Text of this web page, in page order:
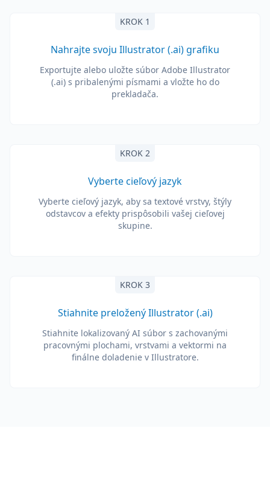
KROK 1
Nahrajte svoju Illustrator (.ai) grafiku
Exportujte alebo uložte súbor Adobe Illustrator
(.ai) s pribalenými písmami a vložte ho do
prekladača.
KROK 2
Vyberte cieľový jazyk
Vyberte cieľový jazyk, aby sa textové vrstvy, štýly
odstavcov a efekty prispôsobili vašej cieľovej
skupine.
KROK 3
Stiahnite preložený Illustrator (.ai)
Stiahnite lokalizovaný AI súbor s zachovanými
pracovnými plochami, vrstvami a vektormi na
finálne doladenie v Illustratore.